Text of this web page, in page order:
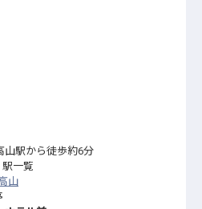
山駅から徒歩約6分
一覧
山